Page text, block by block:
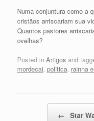
Numa conjuntura como a
cristãos arriscariam sua
Quantos pastores
ovelhas?
Posted in Artigos and
mordecai, politica, rainha
← Star